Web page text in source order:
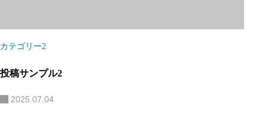
カテゴリー2
投稿サンプル2
2025.07.04